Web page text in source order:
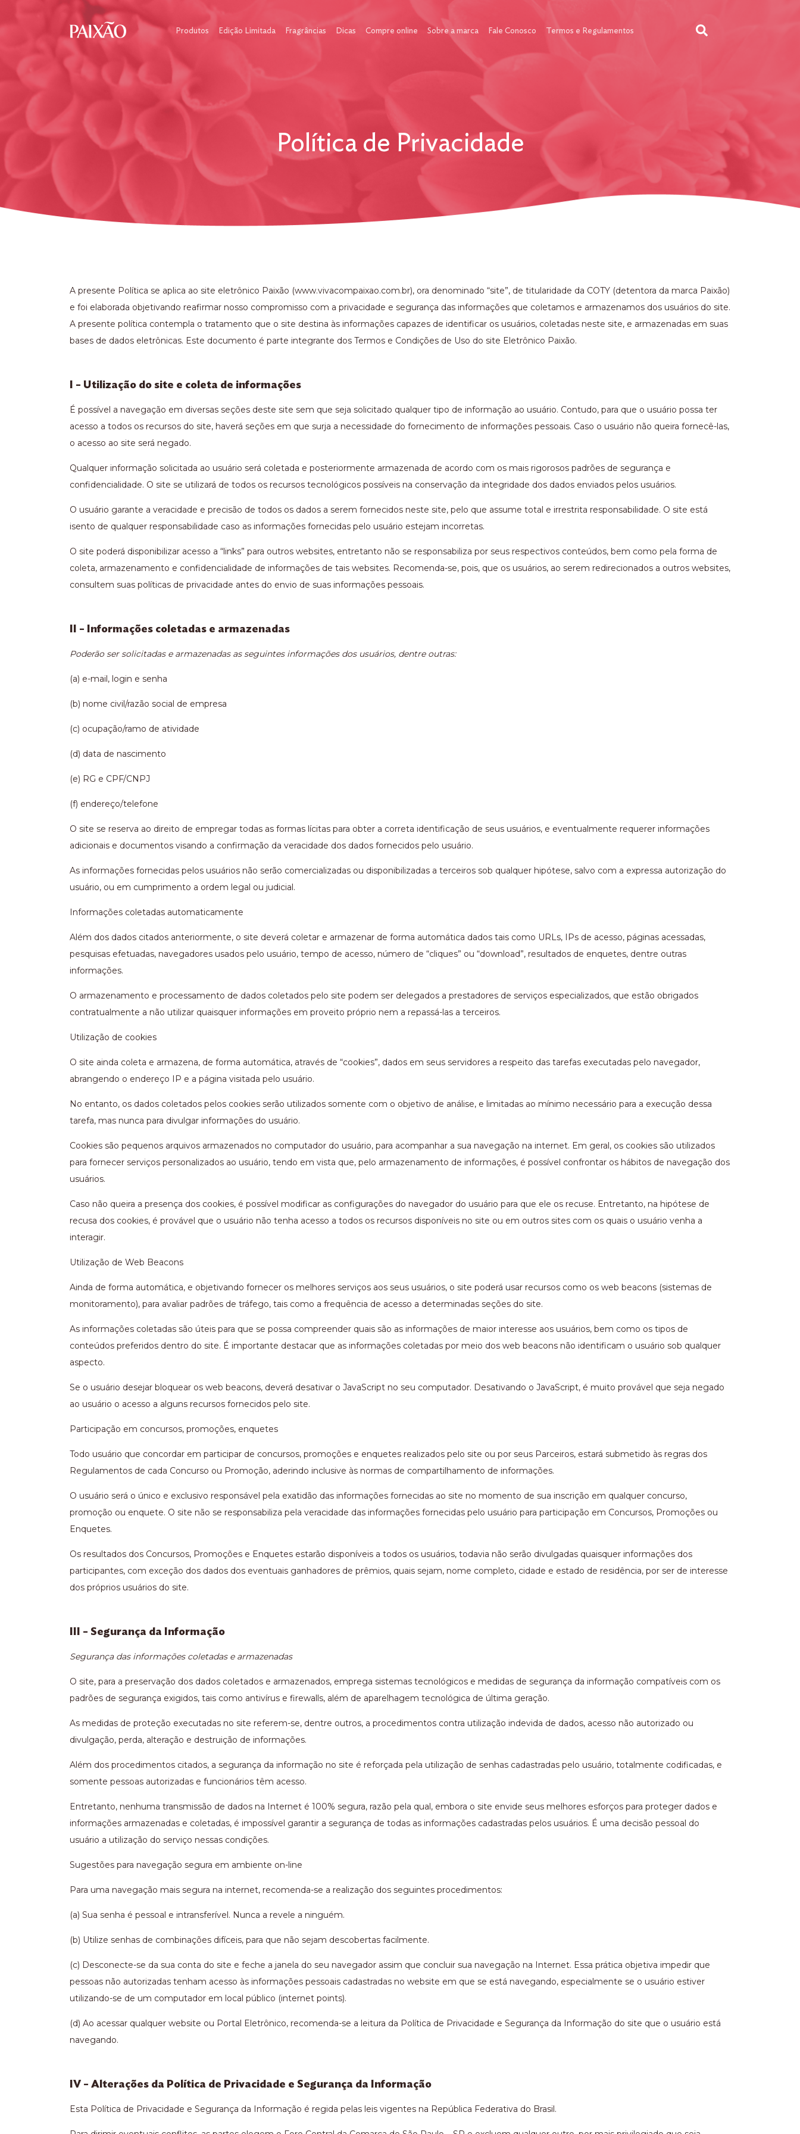
Produtos Edição Limitada Fragrâncias Dicas Compre online Sobre a marca Fale Conosco Termos e Regulamentos
Política de Privacidade
A presente Política se aplica ao site eletrônico Paixão (www.vivacompaixao.com.br), ora denominado “site”, de titularidade da COTY (detentora da marca Paixão)
e foi elaborada objetivando reafirmar nosso compromisso com a privacidade e segurança das informações que coletamos e armazenamos dos usuários do site.
A presente política contempla o tratamento que o site destina às informações capazes de identificar os usuários, coletadas neste site, e armazenadas em suas
bases de dados eletrônicas. Este documento é parte integrante dos Termos e Condições de Uso do site Eletrônico Paixão.
I – Utilização do site e coleta de informações
É possível a navegação em diversas seções deste site sem que seja solicitado qualquer tipo de informação ao usuário. Contudo, para que o usuário possa ter
acesso a todos os recursos do site, haverá seções em que surja a necessidade do fornecimento de informações pessoais. Caso o usuário não queira fornecê-las,
o acesso ao site será negado.
Qualquer informação solicitada ao usuário será coletada e posteriormente armazenada de acordo com os mais rigorosos padrões de segurança e
confidencialidade. O site se utilizará de todos os recursos tecnológicos possíveis na conservação da integridade dos dados enviados pelos usuários.
O usuário garante a veracidade e precisão de todos os dados a serem fornecidos neste site, pelo que assume total e irrestrita responsabilidade. O site está
isento de qualquer responsabilidade caso as informações fornecidas pelo usuário estejam incorretas.
O site poderá disponibilizar acesso a “links” para outros websites, entretanto não se responsabiliza por seus respectivos conteúdos, bem como pela forma de
coleta, armazenamento e confidencialidade de informações de tais websites. Recomenda-se, pois, que os usuários, ao serem redirecionados a outros websites,
consultem suas políticas de privacidade antes do envio de suas informações pessoais.
II – Informações coletadas e armazenadas
Poderão ser solicitadas e armazenadas as seguintes informações dos usuários, dentre outras:
(a) e-mail, login e senha
(b) nome civil/razão social de empresa
(c) ocupação/ramo de atividade
(d) data de nascimento
(e) RG e CPF/CNPJ
(f) endereço/telefone
O site se reserva ao direito de empregar todas as formas lícitas para obter a correta identificação de seus usuários, e eventualmente requerer informações
adicionais e documentos visando a confirmação da veracidade dos dados fornecidos pelo usuário.
As informações fornecidas pelos usuários não serão comercializadas ou disponibilizadas a terceiros sob qualquer hipótese, salvo com a expressa autorização do
usuário, ou em cumprimento a ordem legal ou judicial.
Informações coletadas automaticamente
Além dos dados citados anteriormente, o site deverá coletar e armazenar de forma automática dados tais como URLs, IPs de acesso, páginas acessadas,
pesquisas efetuadas, navegadores usados pelo usuário, tempo de acesso, número de “cliques” ou “download”, resultados de enquetes, dentre outras
informações.
O armazenamento e processamento de dados coletados pelo site podem ser delegados a prestadores de serviços especializados, que estão obrigados
contratualmente a não utilizar quaisquer informações em proveito próprio nem a repassá-las a terceiros.
Utilização de cookies
O site ainda coleta e armazena, de forma automática, através de “cookies”, dados em seus servidores a respeito das tarefas executadas pelo navegador,
abrangendo o endereço IP e a página visitada pelo usuário.
No entanto, os dados coletados pelos cookies serão utilizados somente com o objetivo de análise, e limitadas ao mínimo necessário para a execução dessa
tarefa, mas nunca para divulgar informações do usuário.
Cookies são pequenos arquivos armazenados no computador do usuário, para acompanhar a sua navegação na internet. Em geral, os cookies são utilizados
para fornecer serviços personalizados ao usuário, tendo em vista que, pelo armazenamento de informações, é possível confrontar os hábitos de navegação dos
usuários.
Caso não queira a presença dos cookies, é possível modificar as configurações do navegador do usuário para que ele os recuse. Entretanto, na hipótese de
recusa dos cookies, é provável que o usuário não tenha acesso a todos os recursos disponíveis no site ou em outros sites com os quais o usuário venha a
interagir.
Utilização de Web Beacons
Ainda de forma automática, e objetivando fornecer os melhores serviços aos seus usuários, o site poderá usar recursos como os web beacons (sistemas de
monitoramento), para avaliar padrões de tráfego, tais como a frequência de acesso a determinadas seções do site.
As informações coletadas são úteis para que se possa compreender quais são as informações de maior interesse aos usuários, bem como os tipos de
conteúdos preferidos dentro do site. É importante destacar que as informações coletadas por meio dos web beacons não identificam o usuário sob qualquer
aspecto.
Se o usuário desejar bloquear os web beacons, deverá desativar o JavaScript no seu computador. Desativando o JavaScript, é muito provável que seja negado
ao usuário o acesso a alguns recursos fornecidos pelo site.
Participação em concursos, promoções, enquetes
Todo usuário que concordar em participar de concursos, promoções e enquetes realizados pelo site ou por seus Parceiros, estará submetido às regras dos
Regulamentos de cada Concurso ou Promoção, aderindo inclusive às normas de compartilhamento de informações.
O usuário será o único e exclusivo responsável pela exatidão das informações fornecidas ao site no momento de sua inscrição em qualquer concurso,
promoção ou enquete. O site não se responsabiliza pela veracidade das informações fornecidas pelo usuário para participação em Concursos, Promoções ou
Enquetes.
Os resultados dos Concursos, Promoções e Enquetes estarão disponíveis a todos os usuários, todavia não serão divulgadas quaisquer informações dos
participantes, com exceção dos dados dos eventuais ganhadores de prêmios, quais sejam, nome completo, cidade e estado de residência, por ser de interesse
dos próprios usuários do site.
III – Segurança da Informação
Segurança das informações coletadas e armazenadas
O site, para a preservação dos dados coletados e armazenados, emprega sistemas tecnológicos e medidas de segurança da informação compatíveis com os
padrões de segurança exigidos, tais como antivírus e firewalls, além de aparelhagem tecnológica de última geração.
As medidas de proteção executadas no site referem-se, dentre outros, a procedimentos contra utilização indevida de dados, acesso não autorizado ou
divulgação, perda, alteração e destruição de informações.
Além dos procedimentos citados, a segurança da informação no site é reforçada pela utilização de senhas cadastradas pelo usuário, totalmente codificadas, e
somente pessoas autorizadas e funcionários têm acesso.
Entretanto, nenhuma transmissão de dados na Internet é 100% segura, razão pela qual, embora o site envide seus melhores esforços para proteger dados e
informações armazenadas e coletadas, é impossível garantir a segurança de todas as informações cadastradas pelos usuários. É uma decisão pessoal do
usuário a utilização do serviço nessas condições.
Sugestões para navegação segura em ambiente on-line
Para uma navegação mais segura na internet, recomenda-se a realização dos seguintes procedimentos:
(a) Sua senha é pessoal e intransferível. Nunca a revele a ninguém.
(b) Utilize senhas de combinações difíceis, para que não sejam descobertas facilmente.
(c) Desconecte-se da sua conta do site e feche a janela do seu navegador assim que concluir sua navegação na Internet. Essa prática objetiva impedir que
pessoas não autorizadas tenham acesso às informações pessoais cadastradas no website em que se está navegando, especialmente se o usuário estiver
utilizando-se de um computador em local público (internet points).
(d) Ao acessar qualquer website ou Portal Eletrônico, recomenda-se a leitura da Política de Privacidade e Segurança da Informação do site que o usuário está
navegando.
IV – Alterações da Política de Privacidade e Segurança da Informação
Esta Política de Privacidade e Segurança da Informação é regida pelas leis vigentes na República Federativa do Brasil.